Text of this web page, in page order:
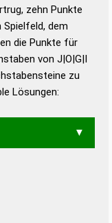
in 12 Bänden
und gutes
Grammatik
zehn Punkte
dem
die Punkte für
von J|O|G|I
zu
Lösungen: